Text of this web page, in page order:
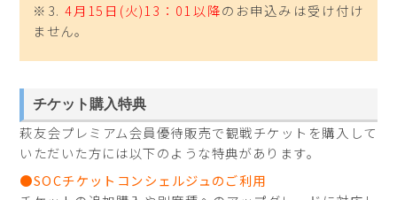
※3. 4月15日(火)13： 01以降のお申込みは受け付け
ません。
チケット購入特典
萩友会プレミアム会員優待販売で観戦チケットを購入して
いただいた方には以下のような特典があります。
●SOCチケットコンシェルジュのご利用